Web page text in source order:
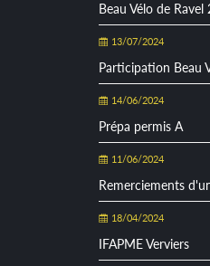
Beau Vélo de Ravel
13/07/2024
Participation Beau
14/06/2024
Prépa permis A
11/06/2024
Remerciements
18/04/2024
IFAPME Verviers